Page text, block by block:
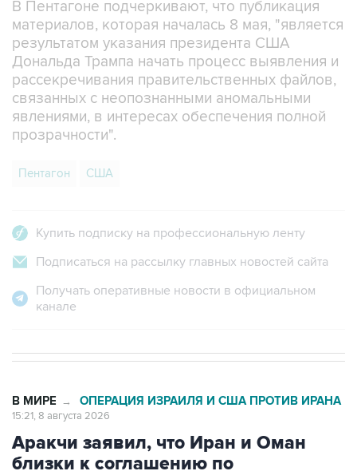
результатом указания президента США
Дональда Трампа начать процесс выявления и
рассекречивания правительственных файлов,
связанных с неопознанными аномальными
явлениями, в интересах обеспечения полной
прозрачности".
Пентагон США
Подписаться на рассылку главных новостей сайта
Получать оперативные новости в официальном
Аракчи заявил, что Иран и Оман
близки к соглашению по
Ормузскому проливу